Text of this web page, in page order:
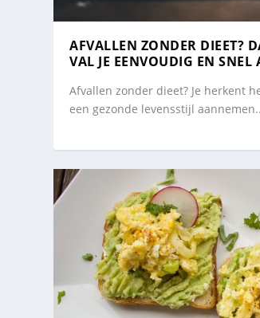
AFVALLEN ZONDER DIEET?
VAL JE EENVOUDIG EN SNEL
Afvallen zonder dieet? Je herkent
een gezonde levensstijl